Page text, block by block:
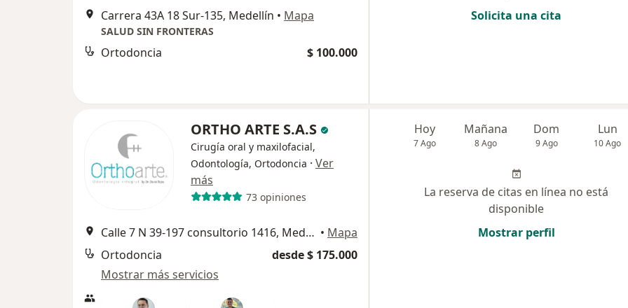
Carrera 43A 18 Sur-135, Medellín • Mapa
SALUD SIN FRONTERAS
Ortodoncia $ 100.000
Solicita una cita
ORTHO ARTE S.A.S
Cirugía oral y maxilofacial,
Odontología, Ortodoncia · Ver
más
73 opiniones
Calle 7 N 39-197 consultorio 1416, Medellín • Mapa
Ortodoncia
desde $ 175.000
Mostrar más servicios
Hoy
7 Ago
Mañana
8 Ago
Dom
9 Ago
Lun
10 Ago
La reserva de citas en línea no está
disponible
Mostrar perfil